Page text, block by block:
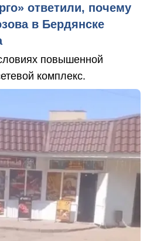
ответили, почему
в Бердянске
повышенной
комплекс.